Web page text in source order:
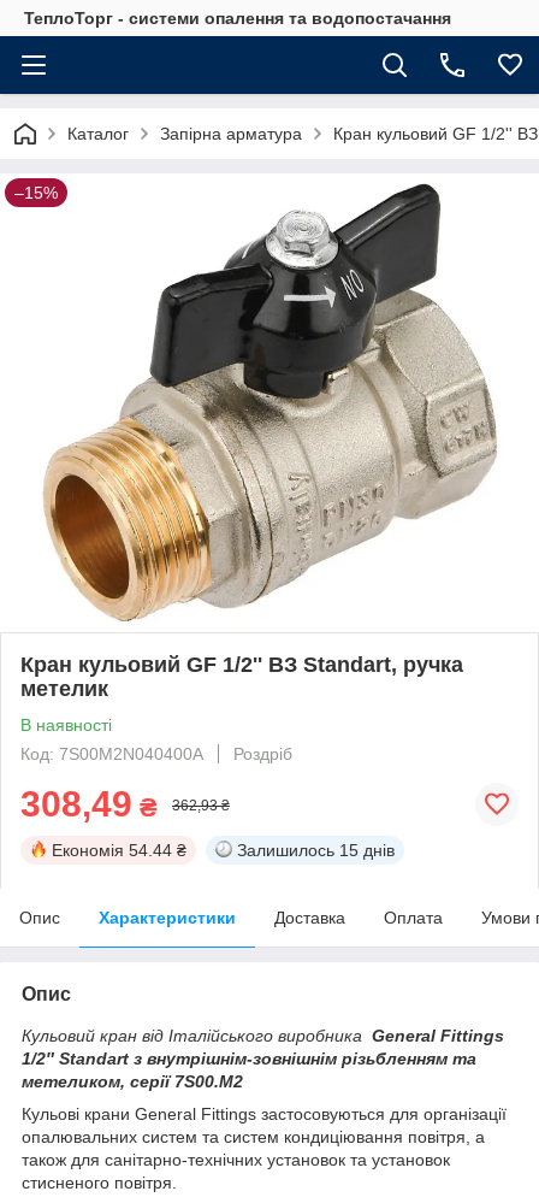
ТеплоТорг - системи опалення та водопостачання
Каталог Запірна арматура Кран кульовий GF 1/2''
–15%
Кран кульовий GF 1/2'' ВЗ Standart, ручка
метелик
В наявності
Код: 7S00M2N040400A
Роздріб
308,49 ₴ 362,93 ₴
Економія 54.44 ₴ Залишилось 15 днів
Опис Характеристики Доставка Оплата Умови
Опис
Кульовий кран від Італійського виробника General Fittings
1/2″ Standart з внутрішнім-зовнішнім різьбленням та
метеликом, серії 7S00.M2
Кульові крани General Fittings застосовуються для організації
опалювальних систем та систем кондиціювання повітря, а
також для санітарно-технічних установок та установок
стисненого повітря.